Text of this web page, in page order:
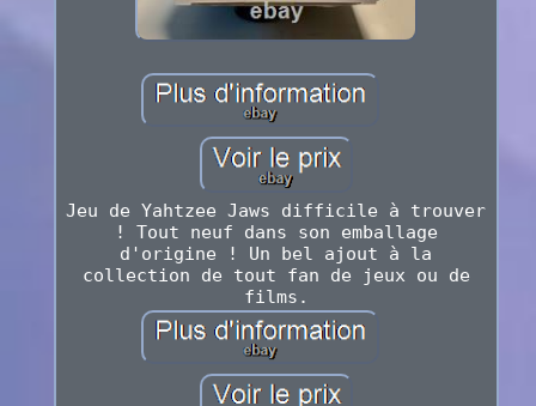
Jeu de Yahtzee Jaws difficile à trouver
! Tout neuf dans son emballage
d'origine ! Un bel ajout à la
collection de tout fan de jeux ou de
films.